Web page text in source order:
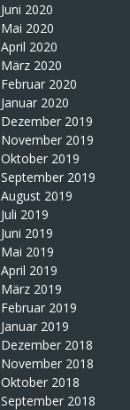
Juni 2020
Mai 2020
April 2020
März 2020
Februar 2020
Januar 2020
Dezember 2019
November 2019
Oktober 2019
September 2019
August 2019
Juli 2019
Juni 2019
Mai 2019
April 2019
März 2019
Februar 2019
Januar 2019
Dezember 2018
November 2018
Oktober 2018
September 2018